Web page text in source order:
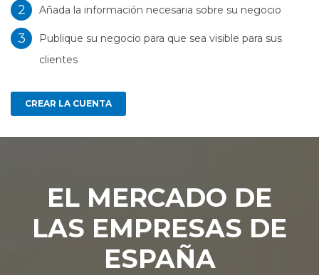
2 Añada la información necesaria sobre su negocio
3
Publique su negocio para que sea visible para sus
clientes
CREAR LA CUENTA
EL MERCADO DE
LAS EMPRESAS DE
ESPAÑA